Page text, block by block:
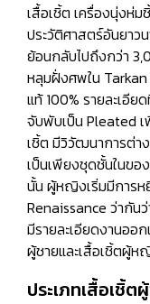
เสื้อเชิ้ต เครื่องนุ่งห่
ประวัติศาสตร์อันยาว
ย้อนกลับไปถึงกว่า
หลุมฝั่งศพใน
แท้ 100% รายละเอี
จับพับเป็น Pleated เ
เชิ้ต มีวิวัฒนาการต่า
เป็นเพียงชุดชั้นในขอ
นั้น ผู้หญิงเริ่มมีการห
Renaissance ว่ากัน
มีรายละเอียดงานออ
ผู้ชายและเสื้อเชิ้ตผู้ห
ประเภทเสื้อเชิ้ต